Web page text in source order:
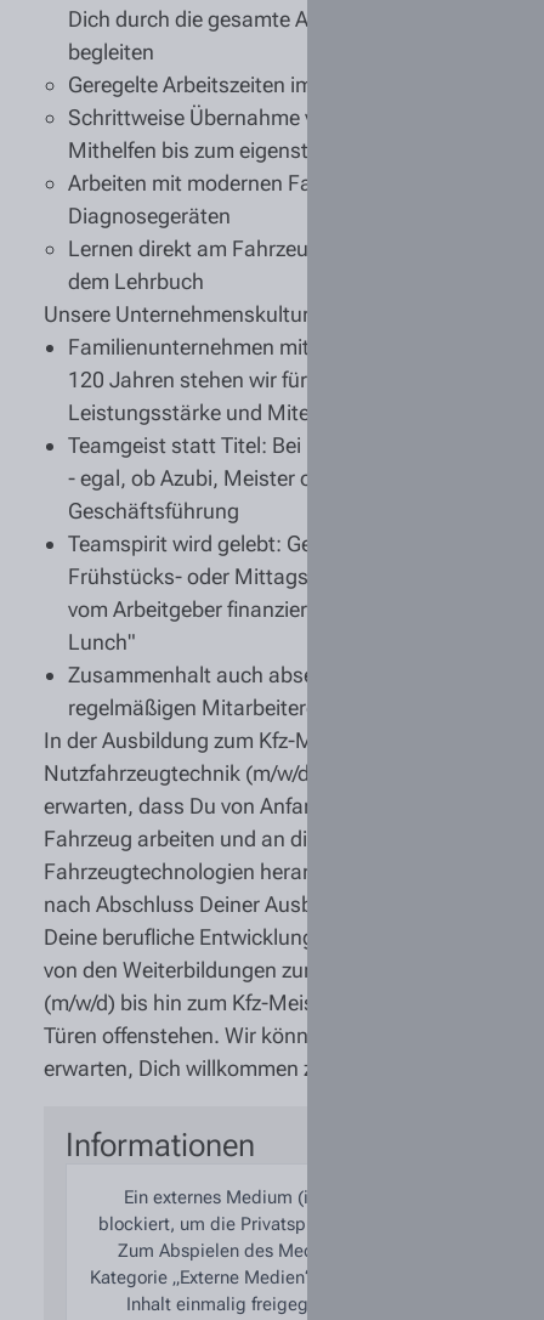
Dich durch die gesamte Ausbildungszeit
begleiten
Geregelte Arbeitszeiten im Tagesbetrieb
Schrittweise Übernahme von Aufgaben - vom
Mithelfen bis zum eigenständigen Arbeiten
Arbeiten mit modernen Fahrzeugen
Diagnosegeräten
Lernen direkt am Fahrzeug, nicht nur aus
dem Lehrbuch
Unsere Unternehmenskultur:
Familienunternehmen mit Tradition
120 Jahren stehen wir für Zuverlässigkeit,
Leistungsstärke und Miteinander
Teamgeist statt Titel: Bei uns kennt man sich
- egal, ob Azubi, Meister oder
Geschäftsführung
Teamspirit wird gelebt: Gemeinsame
Frühstücks- oder Mittagsrunden wie unser
vom Arbeitgeber finanzierter "Tiemann-
Lunch"
Zusammenhaltauch abseits der Arbeit mit
regelmäßigen Mitarbeiterevents
In der Ausbildung zum Kfz-Mechatroniker für
Nutzfahrzeugtechnik (m/w/d) kannst Du von uns
erwarten, dass Du von Anfang an praktisch am
Fahrzeug arbeiten und an die neuesten
Fahrzeugtechnologien herangeführt wirst. Auch
nach Abschluss Deiner Ausbildung möchten wir
Deine berufliche Entwicklung fördern, sodass Dir
von den Weiterbildungen zum Servicetechniker
(m/w/d) bis hin zum Kfz-Meister (m/w/d) alle
Türen offenstehen. Wir können es kaum
erwarten, Dich willkommen zu heißen!
Informationen
Ein externes Medium (iFrame) wurde
blockiert, um die Privatsphäre zu schützen.
Zum Abspielen des Mediums kann die
Kategorie „Externe Medien“ aktiviert oder der
Inhalt einmalig freigegeben werden.